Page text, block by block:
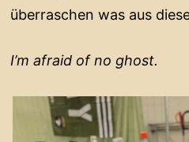
überraschen was aus
I’m afraid of no ghost.